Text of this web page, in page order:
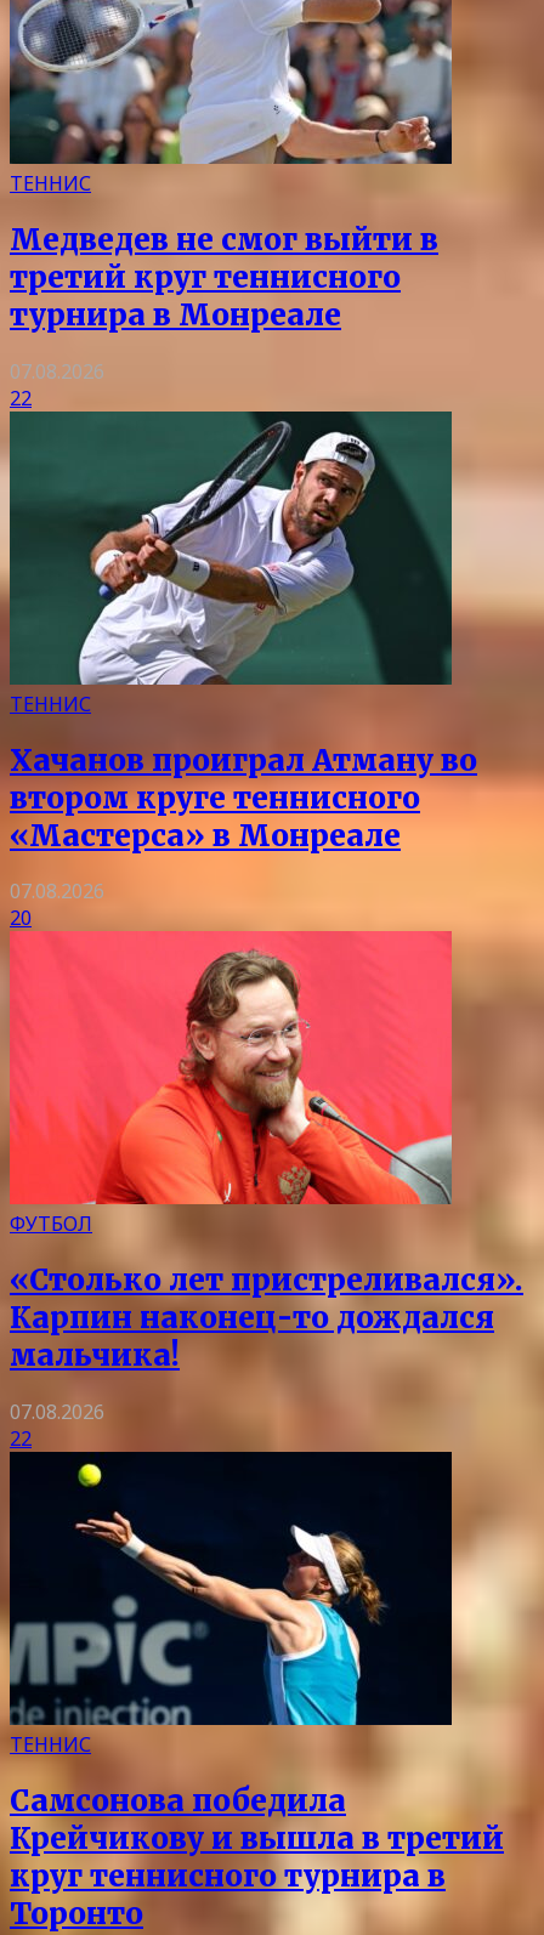
ТЕННИС
Медведев не смог выйти в
третий круг теннисного
турнира в Монреале
07.08.2026
22
ТЕННИС
Хачанов проиграл Атману во
втором круге теннисного
«Мастерса» в Монреале
07.08.2026
20
ФУТБОЛ
«Столько лет пристреливался».
Карпин наконец-то дождался
мальчика!
07.08.2026
22
ТЕННИС
Самсонова победила
Крейчикову и вышла в третий
круг теннисного турнира в
Торонто